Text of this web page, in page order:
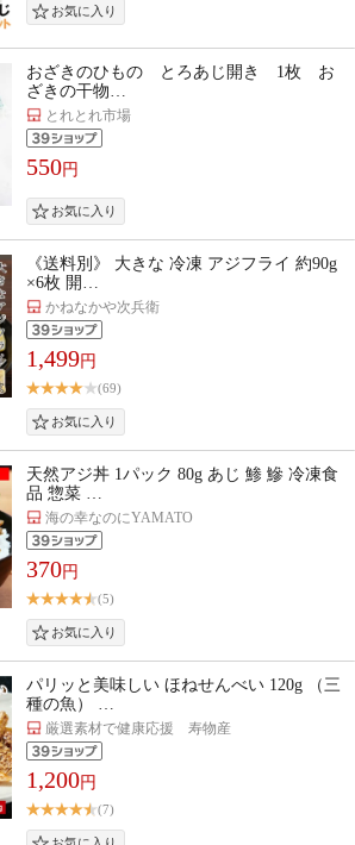
おざきのひもの とろあじ開き 1枚 お
ざきの干物…
とれとれ市場
550円
《送料別》 大きな 冷凍 アジフライ 約90g
×6枚 開…
かねなかや次兵衛
1,499円
(69)
天然アジ丼 1パック 80g あじ 鯵 鰺 冷凍食
品 惣菜 …
海の幸なのにYAMATO
370円
(5)
パリッと美味しい ほねせんべい 120g （三
種の魚） …
厳選素材で健康応援 寿物産
1,200円
(7)